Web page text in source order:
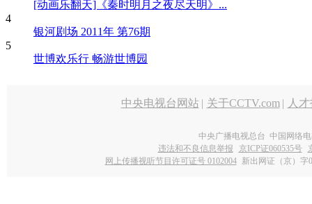
[动画乐翻天]《秦时明月之夜尽天明》...
4
银河剧场 2011年 第76期
5
世博欢乐行 畅游世博园
中央电视台网站 | 关于CCTV.com | 人
中央广播电视总台 中国网络
违法和不良信息举报
京ICP证060535号
网上传播视听节目许可证号 0102004 新出网证（京）